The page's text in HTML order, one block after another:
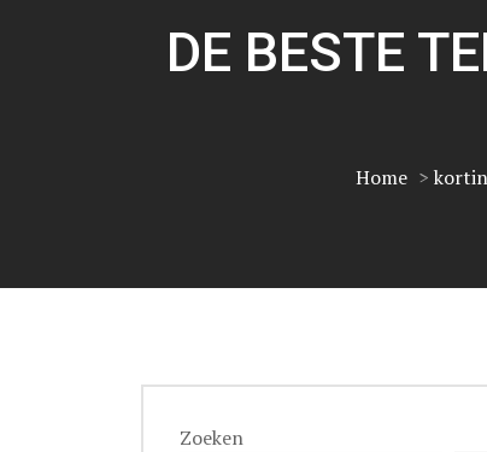
DE BESTE
Home >
Zoeken